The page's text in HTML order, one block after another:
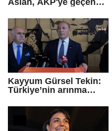
iddialarına yanıt verdi
Kayyum Gürsel Tekin:
Türkiye’nin arınma
geldiniz...